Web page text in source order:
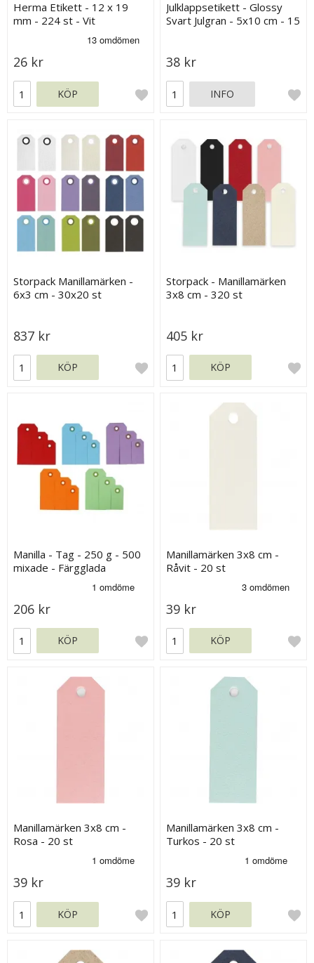
Herma Etikett - 12 x 19
mm - 224 st - Vit
26 kr
KÖP
Julklappsetikett - Glossy
Svart Julgran - 5x10 cm - 15
38 kr
INFO
Storpack Manillamärken -
6x3 cm - 30x20 st
837 kr
KÖP
Storpack - Manillamärken
3x8 cm - 320 st
405 kr
KÖP
Manilla - Tag - 250 g - 500
mixade - Färgglada
206 kr
KÖP
Manillamärken 3x8 cm -
Råvit - 20 st
39 kr
KÖP
Manillamärken 3x8 cm -
Rosa - 20 st
39 kr
KÖP
Manillamärken 3x8 cm -
Turkos - 20 st
39 kr
KÖP